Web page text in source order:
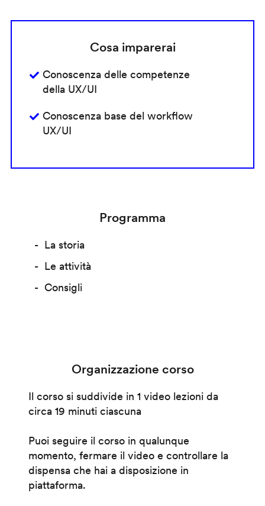
Cosa imparerai
Conoscenza delle competenze
della UX/UI
Conoscenza base del workflow
UX/UI
Programma
La storia
Le attività
Consigli
Organizzazione corso
Il corso si suddivide in 1 video lezioni da
circa 19 minuti ciascuna
Puoi seguire il corso in qualunque
momento, fermare il video e controllare la
dispensa che hai a disposizione in
piattaforma.